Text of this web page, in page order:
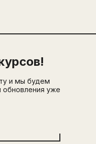
и мы будем
обновления уже